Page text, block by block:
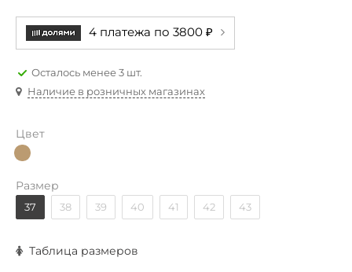
4 платежа по 3800 ₽
Осталось менее 3 шт.
Наличие в розничных магазинах
Цвет
Размер
37 38 39 40 41 42 43
Таблица размеров